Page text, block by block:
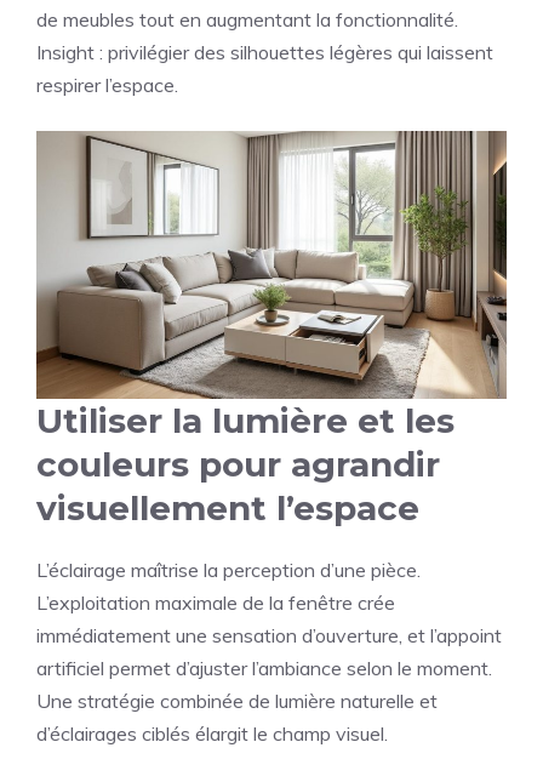
de meubles tout en augmentant la fonctionnalité.
Insight : privilégier des silhouettes légères qui laissent
respirer l’espace.
Utiliser la lumière et les
couleurs pour agrandir
visuellement l’espace
L’éclairage maîtrise la perception d’une pièce.
L’exploitation maximale de la fenêtre crée
immédiatement une sensation d’ouverture, et l’appoint
artificiel permet d’ajuster l’ambiance selon le moment.
Une stratégie combinée de lumière naturelle et
d’éclairages ciblés élargit le champ visuel.